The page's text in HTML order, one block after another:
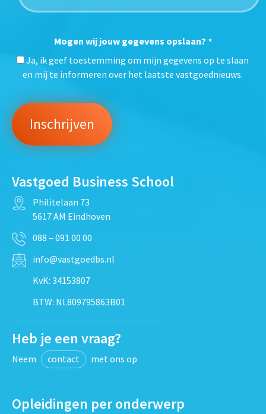
Mogen wij jouw gegevens opslaan? *
Ja, ik geef toestemming om mijn gegevens op te slaan
en mij te informeren over het laatste vastgoednieuws.
Vastgoed Business School
Philitelaan 73
5617 AM Eindhoven
088 – 091 00 00
info@vastgoedbs.nl
KvK: 34153807
BTW: NL809795863B01
Heb je een vraag?
Neem contact met ons op
Opleidingen per onderwerp